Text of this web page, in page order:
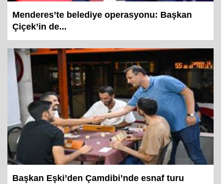
Menderes’te belediye operasyonu: Başkan
Çiçek’in de...
Başkan Eşki’den Çamdibi’nde esnaf turu